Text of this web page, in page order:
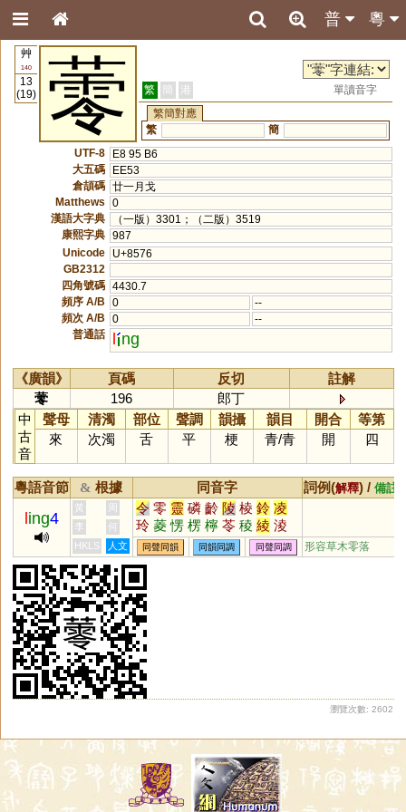
粵
普
艸
140
13
(19)
蕶 繁 簡 港
單讀音字
繁簡對應
繁
簡
UTF-8
E8 95 B6
大五碼
EE53
倉頡碼 廿一月戈
Matthews
0
漢語大字典
（一版）3301；（二版）3519
康熙字典 987
Unicode
U+8576
GB2312
四角號碼 4430.7
頻序 A/B
0
--
頻次 A/B
0
--
普通話
l ng
《廣韻》 頁碼 反切
註解
蕶
196
郎丁
中
古
音
聲母 清濁 部位 聲調 韻攝 韻目 開合
等第
來
次濁 舌 平 梗 青/青 開 四
粵語音節 & 根據 同音字 詞例(解釋) / 備註
ing4
黃 周 令 零 靈 磷 齡 陵 棱 鈴 凌
玲 菱 愣 楞 檸 苓 稜 綾 淩
伶 翎 聆 泠 鯪 拎 羚 笭 柃
舲 囹 欞 蛉 酃 崚 橈 醽 呤
薐
坽
皊
李
何
HKLS
人文 同聲同韻 同韻同調 同聲同調 形容草木零落
瀏覽次數: 2602